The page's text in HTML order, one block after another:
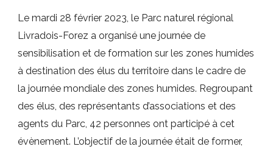
Le mardi 28 février 2023, le Parc naturel régional
Livradois-Forez a organisé une journée de
sensibilisation et de formation sur les zones humides
à destination des élus du territoire dans le cadre de
la journée mondiale des zones humides. Regroupant
des élus, des représentants d’associations et des
agents du Parc, 42 personnes ont participé à cet
évènement. L’objectif de la journée était de former,